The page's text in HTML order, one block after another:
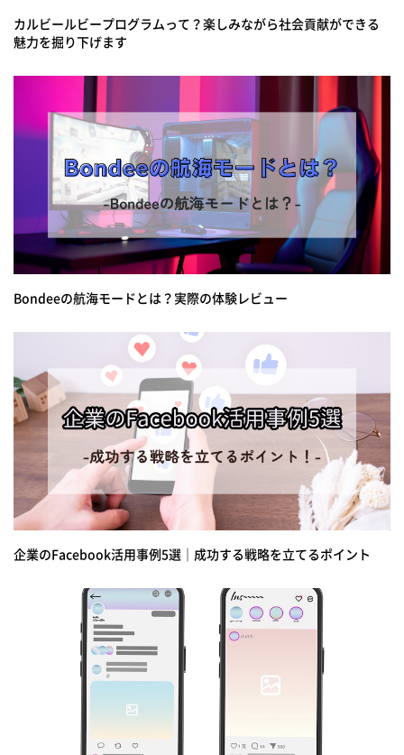
カルビールビープログラムって？楽しみながら社会貢献ができる
魅力を掘り下げます
Bondeeの航海モードとは？実際の体験レビュー
企業のFacebook活用事例5選｜成功する戦略を立てるポイント